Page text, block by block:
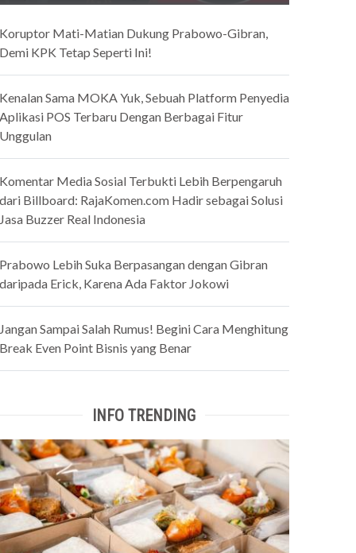
Mati-Matian Dukung Prabowo-Gibran,
KPK Tetap Seperti Ini!
Sama MOKA Yuk, Sebuah Platform Penyedia
POS Terbaru Dengan Berbagai Fitur
Media Sosial Terbukti Lebih Berpengaruh
Billboard: RajaKomen.com Hadir sebagai Solusi
Buzzer Real Indonesia
Lebih Suka Berpasangan dengan Gibran
Erick, Karena Ada Faktor Jokowi
Sampai Salah Rumus! Begini Cara Menghitung
Even Point Bisnis yang Benar
INFO TRENDING